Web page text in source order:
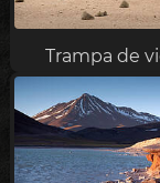
Trampa de